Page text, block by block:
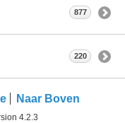
877
220
Naar Boven
4.2.3